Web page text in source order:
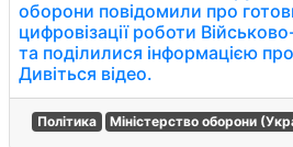
оборони повідомили про
цифровізації роботи
та поділилися інформацією
Дивіться відео.
Політика Міністерство оборони